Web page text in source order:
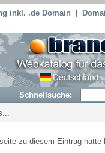
inkl. .de Domain
Schnellsuche:
zu diesem Eintrag